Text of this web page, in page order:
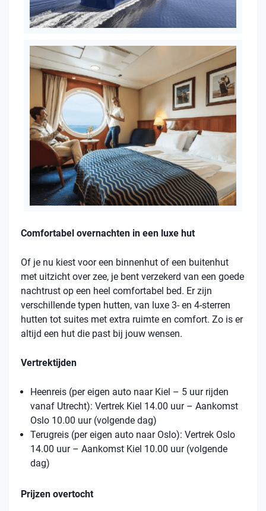
Comfortabel overnachten in een luxe hut
Of je nu kiest voor een binnenhut of een buitenhut
met uitzicht over zee, je bent verzekerd van een goede
nachtrust op een heel comfortabel bed. Er zijn
verschillende typen hutten, van luxe 3- en 4-sterren
hutten tot suites met extra ruimte en comfort. Zo is er
altijd een hut die past bij jouw wensen.
Vertrektijden
Heenreis (per eigen auto naar Kiel – 5 uur rijden
vanaf Utrecht): Vertrek Kiel 14.00 uur – Aankomst
Oslo 10.00 uur (volgende dag)
Terugreis (per eigen auto naar Oslo): Vertrek Oslo
14.00 uur – Aankomst Kiel 10.00 uur (volgende
dag)
Prijzen overtocht